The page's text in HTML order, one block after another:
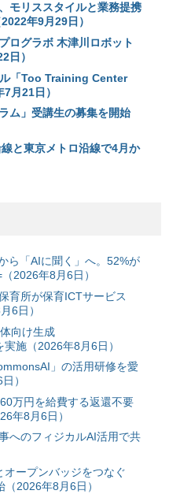
モリススタイルと業務提携
年9月29日）
ログラボ 木津川ロボット
日）
「Too Training Center
月21日）
ム」受講生の募集を開始
と東京メトロ沿線で4月か
ら「AIに聞く」へ。52%が
2026年8月6日）
育所が保育ICTサービス
6日）
向け生成
施（2026年8月6日）
」の活用研修を愛
）
万円を給費する返還不要
年8月6日）
へのフィジカルAI活用で共
オープンバッジをつなぐ
（2026年8月6日）